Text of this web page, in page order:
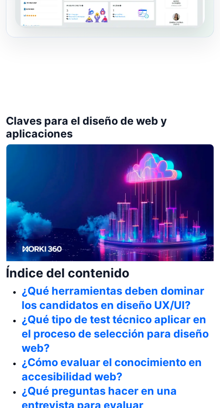
Claves para el diseño de web y
aplicaciones
Índice del contenido
¿Qué herramientas deben dominar
los candidatos en diseño UX/UI?
¿Qué tipo de test técnico aplicar en
el proceso de selección para diseño
web?
¿Cómo evaluar el conocimiento en
accesibilidad web?
¿Qué preguntas hacer en una
entrevista para evaluar